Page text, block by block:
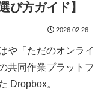
び方ガイド】
2026.02.26
や「ただのオンライ
共同作業プラットフ
Dropbox。